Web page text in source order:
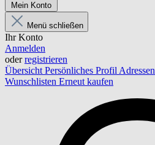
Mein Konto
Menü schließen
Ihr Konto
Anmelden
oderregistrieren
Übersicht Persönliches Profil Adressen
Wunschlisten Erneut kaufen